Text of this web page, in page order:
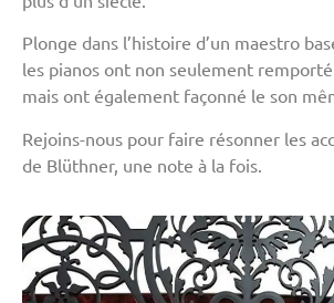
Plonge dans l’histoire d’un maestro
les pianos ont non seulement remporté
mais ont également façonné le son
Rejoins-nous pour faire résonner les
de Blüthner, une note à la fois.